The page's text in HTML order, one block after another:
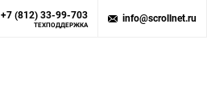
+7 (812) 33-99-703
ТЕХПОДДЕРЖКА
info@scrollnet.ru